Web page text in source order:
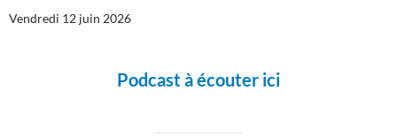
Vendredi 12 juin 2026
Podcast à écouter ici